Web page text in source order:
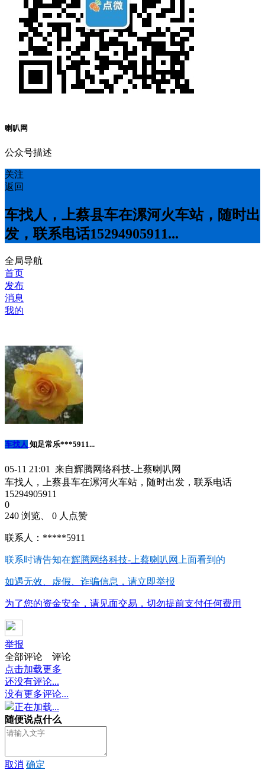
喇叭网
公众号描述
关注
返回
车找人，上蔡县车在漯河火车站，随时出
发，联系电话15294905911...
全局导航
首页
发布
消息
我的
车找人 知足常乐***5911...
05-11 21:01 来自辉腾网络科技-上蔡喇叭网
车找人，上蔡县车在漯河火车站，随时出发，联系电话
15294905911
0
240 浏览、 0 人点赞
联系人：*****5911
联系时请告知在辉腾网络科技-上蔡喇叭网 上面看到的
如遇无效、虚假、诈骗信息，请立即举报
为了您的资金安全，请见面交易，切勿提前支付任何费用
举报
全部评论
评论
点击加载更多
还没有评论...
没有更多评论...
正在加载...
随便说点什么
取消 确定